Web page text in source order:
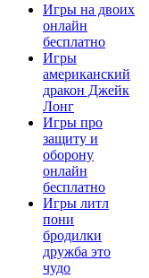
Игры на двоих
онлайн
бесплатно
Игры
американский
дракон Джейк
Лонг
Игры про
защиту и
оборону
онлайн
бесплатно
Игры литл
пони
бродилки
дружба это
чудо